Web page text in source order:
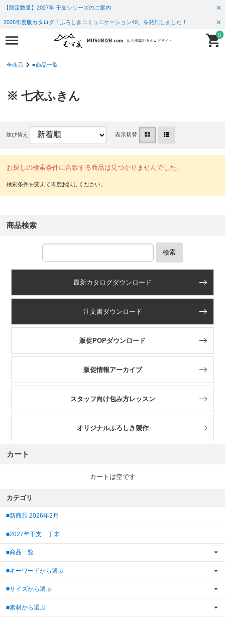
【限定数量】2027年 干支シリーズのご案内
2026年度版カタログ「ふろしきコミュニケーション40」を発刊しました！
0
全商品 ■商品一覧
※ 七衣ふきん
並び替え 表示切替
お探しの検索条件に合致する商品は見つかりませんでした。
商品検索
検索
最新カタログダウンロード
注文書ダウンロード
販促POPダウンロード
販促情報アーカイブ
スタッフ向け包み方レッスン
オリジナルふろしき製作
カート
カートは空です
カテゴリ
■新商品 2026年2月
■2027年干支 丁未
■商品一覧
■キーワードから選ぶ
■サイズから選ぶ
■素材から選ぶ